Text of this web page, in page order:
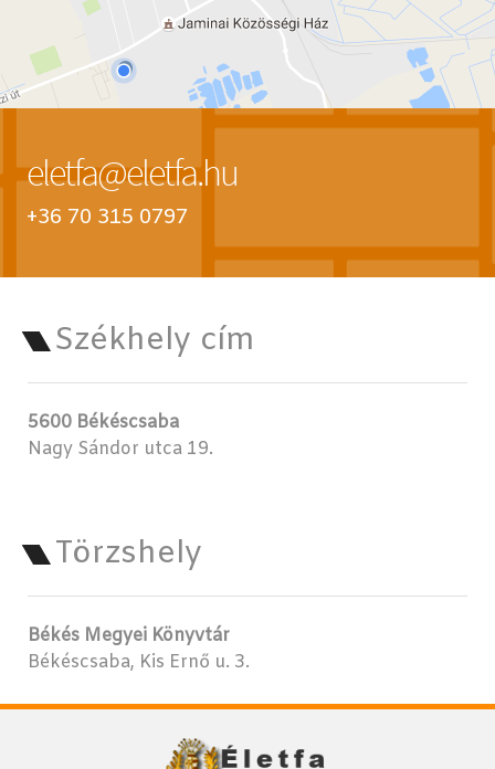
eletfa@eletfa.hu
+36 70 315 0797
Székhely cím
5600 Békéscsaba
Nagy Sándor utca 19.
Törzshely
Békés Megyei Könyvtár
Békéscsaba, Kis Ernő u. 3.